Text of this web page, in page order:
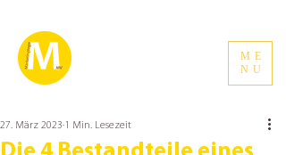
ME
NU
27. März 2023 1 Min. Lesezeit